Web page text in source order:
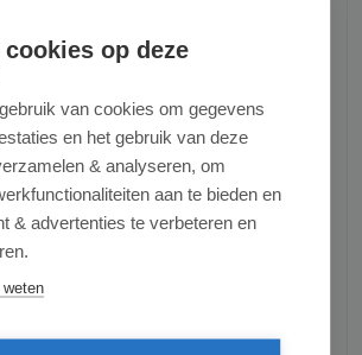
tegelijk in en plooi hem
aan een supermarktwagentje.
tas
liter
van 2 opbergzakjes binnenin: 1 met
cookies op deze
van cookies om gegevens
en het gebruik van deze
& analyseren, om
aan te bieden en
& advertenties te verbeteren en